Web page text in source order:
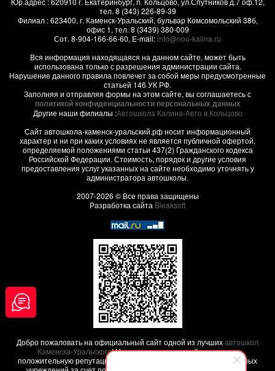
тел. 8 (343) 226-89-39
Филиал :623400, г. Каменск-Уральский, бульвар Комсомольский 38б,
офис 1, тел. 8 (3439) 380-009
Сот. 8-904-166-66-60, E-mail:info@nou-kalina.ru
Вся информация находящаяся на данном сайте, может быть
использована только с разрешения администрации сайта.
Нарушение данного правила повлечет за собой меры предусмотренные
статьей 146 УК РФ.
Заполняя и отправляя формы на этом сайте, вы соглашаетесь с
политикой конфиденциальности персональных данных
Другие наши филиалы :Автошкола Калина-Авто в Кольцово
Сайт автошкола-каменск-уральский.рф носит информационный
характер и ни при каких условиях не является публичной офертой,
определяемой положениями статьи 437(2) Гражданского кодекса
Российской Федерации. Стоимость, порядок и другие условия
предоставления услуг указанных на сайте необходимо уточнять у
администратора автошколы.
2007-2026 © Все права защищены
Разработка сайта Bleaksoft
Добро пожаловать на официальный сайт одной из лучшихавтошкол
Каменска-Уральского! Наша автошкола заработала свою
положительную репутацию среди других похожих образовательных